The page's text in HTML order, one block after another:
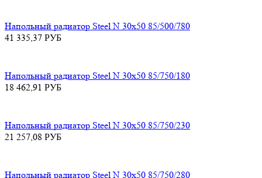
Напольный радиатор Steel N 30х50 85/500/780
41 335,37 РУБ
Напольный радиатор Steel N 30х50 85/750/180
18 462,91 РУБ
Напольный радиатор Steel N 30х50 85/750/230
21 257,08 РУБ
Напольный радиатор Steel N 30х50 85/750/280